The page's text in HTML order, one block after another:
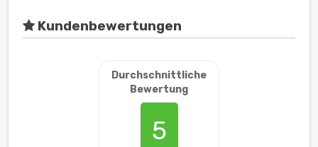
Kundenbewertungen
Durchschnittliche
Bewertung
5